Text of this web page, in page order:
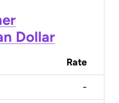
Dollar
Rate
-